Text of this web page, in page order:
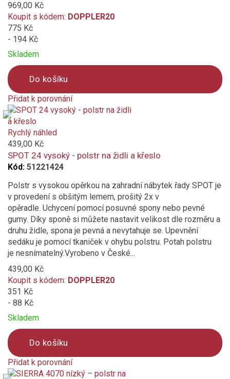
969,00 Kč
Koupit s kódem: DOPPLER20
775 Kč
- 194 Kč
Skladem
Do košíku
Přidat k porovnání
Product
is
added
to
compare
Rychlý náhled
439,00 Kč
SPOT 24 vysoký - polstr na židli a křeslo
Kód: 51221424
Polstr s vysokou opěrkou na zahradní nábytek řady SPOT je
v provedení s obšitým lemem, prošitý 2x v
opěradle. Uchycení pomocí posuvné spony nebo pevné
gumy. Díky sponě si můžete nastavit velikost dle rozměru a
druhu židle, spona je pevná a nevytahuje se. Upevnění
sedáku je pomocí tkaniček v ohybu polstru. Potah polstru
je nesnímatelný.Vyrobeno v České...
439,00 Kč
Koupit s kódem: DOPPLER20
351 Kč
- 88 Kč
Skladem
Do košíku
Přidat k porovnání
Product